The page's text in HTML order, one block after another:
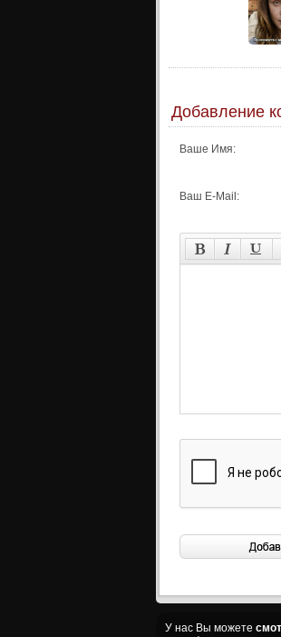
Добавление
Ваше Имя:
Ваш E-Mail:
У нас Вы можете